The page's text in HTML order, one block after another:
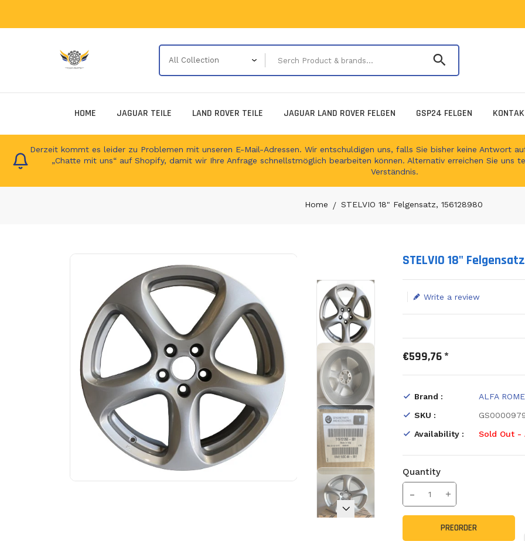
Serch Product &
HOME JAGUAR TEILE LAND ROVER TEILE JAGUAR LAND ROVER FELGEN GSP24 FELGEN
Derzeit kommt es leider zu Problemen mit unseren E-Mail-Adressen. Wir entschuldigen uns, falls Sie bisher keine Antwort
„Chatte mit uns“ auf Shopify, damit wir Ihre Anfrage schnellstmöglich bearbeiten können. Alternativ erreichen Sie uns
Verständnis.
Home STELVIO 18" Felgensatz, 156128980
STELVIO 18"
Write a review
Translation missing:
€599,76 *
Brand :
ALFA
SKU :
Availability :
Sold Out -
Quantity
Translation missing:
Increase Quantity
PREORDER